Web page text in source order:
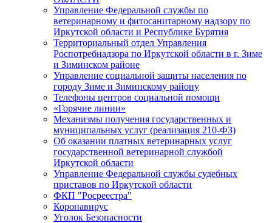
Управление Федеральной службы по
ветеринарному и фитосанитарному надзору по
Иркутской области и Республике Бурятия
Территориальный отдел Управления
Роспотребнадзора по Иркутской области в г. Зиме
и Зиминском районе
Управление социальной защиты населения по
городу Зиме и Зиминскому району
Телефоны центров социальной помощи
«Горячие линии»
Механизмы получения государственных и
муниципальных услуг (реализация 210-ФЗ)
Об оказании платных ветеринарных услуг
государственной ветеринарной службой
Иркутской области
Управление Федеральной службы судебных
приставов по Иркутской области
ФКП "Росреестра"
Коронавирус
Уголок Безопасности